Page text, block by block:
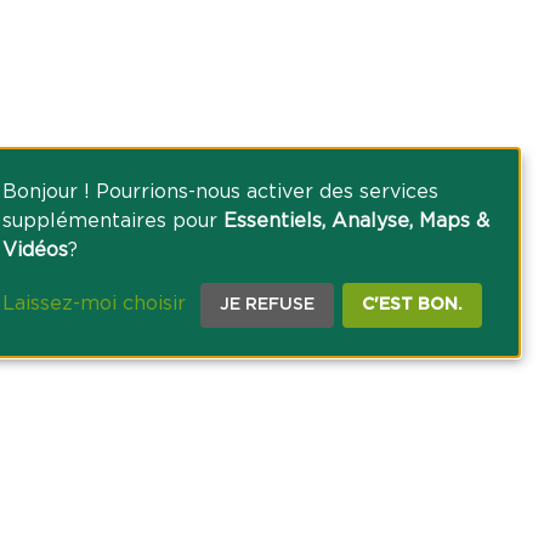
Bonjour ! Pourrions-nous activer des services
supplémentaires pour Essentiels, Analyse, Maps &
Vidéos?
Laissez-moi choisir JE REFUSE C'EST BON.